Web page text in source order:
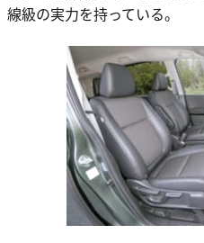
線級の実力を持っている。